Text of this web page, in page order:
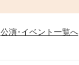
公演･イベント一覧へ